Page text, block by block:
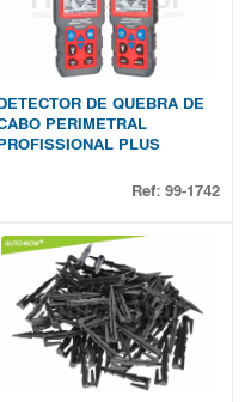
DE QUEBRA DE
PERIMETRAL
PLUS
Ref: 99-1742